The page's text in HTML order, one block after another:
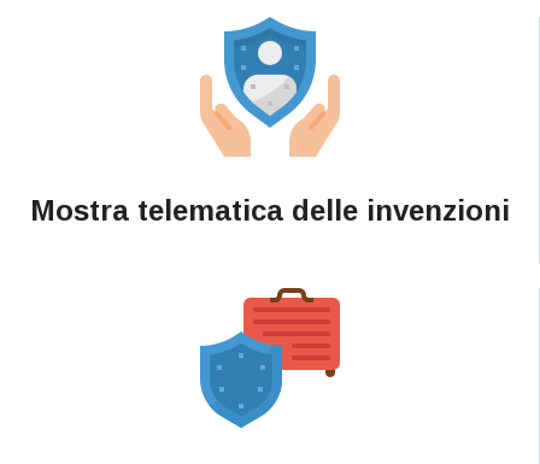
Mostra telematica delle invenzioni